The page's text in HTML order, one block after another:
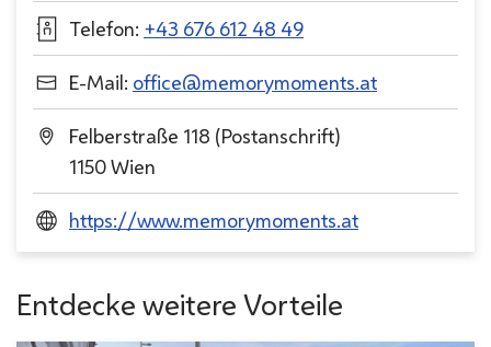
Telefon: +43 676 612 48 49
E-Mail: office@memorymoments.at
Felberstraße 118 (Postanschrift)
1150 Wien
https://www.memorymoments.at
Entdecke weitere Vorteile